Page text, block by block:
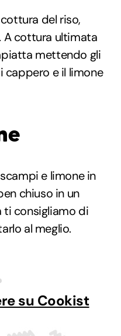
del riso,
A cottura ultimata
mettendo gli
cappero e il limone
e limone in
chiuso in un
consigliamo di
al meglio.
su Cookist